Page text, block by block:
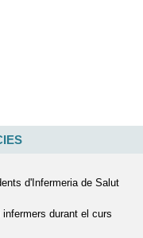
d'Infermeria de Salut
durant el curs